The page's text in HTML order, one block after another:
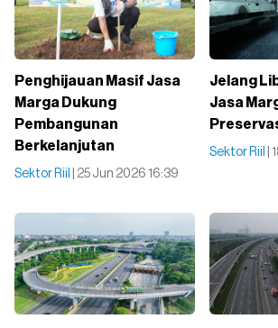
Penghijauan Masif Jasa
Marga Dukung
Pembangunan
Berkelanjutan
Sektor Riil | 25 Jun 2026 16:39
Jelang
Jasa
Sektor Riil |